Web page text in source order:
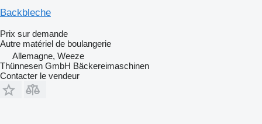
Backbleche
Prix sur demande
Autre matériel de boulangerie
Allemagne, Weeze
Thünnesen GmbH Bäckereimaschinen
Contacter le vendeur